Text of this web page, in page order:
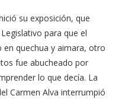
su exposición, que
para que el
en quechua y aimara, otro
fue abucheado por
lo que decía. La
Carmen Alva interrumpió